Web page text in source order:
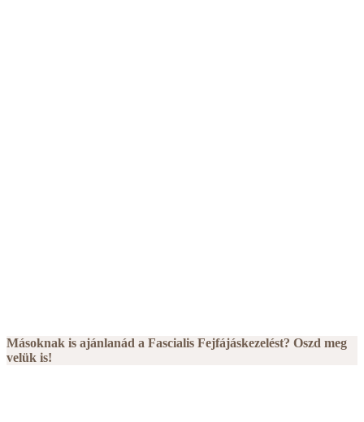
Másoknak is ajánlanád a Fascialis Fejfájáskezelést? Oszd meg
velük is!